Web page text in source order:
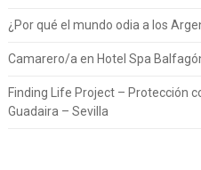
¿Por qué el mundo odia a los
Camarero/a en Hotel Spa
Finding Life Project – Protección
Guadaira – Sevilla